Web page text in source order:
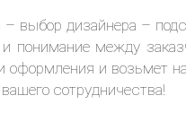
выбор дизайнера –
и понимание между
оформления и возьмет
сотрудничества!